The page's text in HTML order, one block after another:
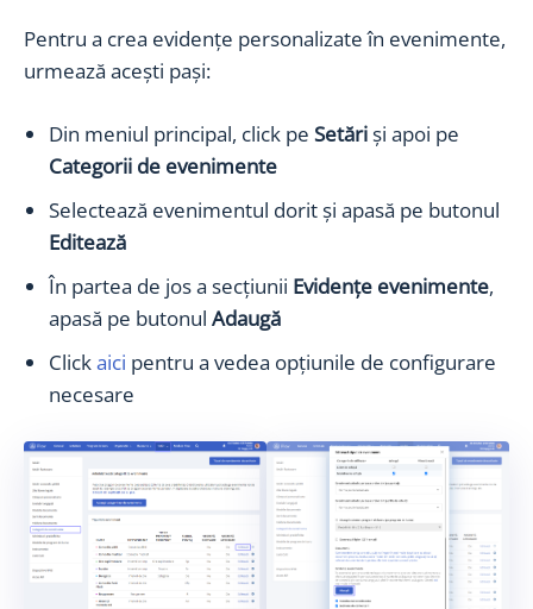
Pentru a crea evidențe personalizate în evenimente,
urmează acești pași:
Din meniul principal, click pe Setăriși apoi pe
Categorii de evenimente
Selectează evenimentul dorit și apasă pe butonul
Editează
În partea de jos a secțiunii Evidențe evenimente,
apasă pe butonul Adaugă
Clickaici pentru a vedea opțiunile de configurare
necesare